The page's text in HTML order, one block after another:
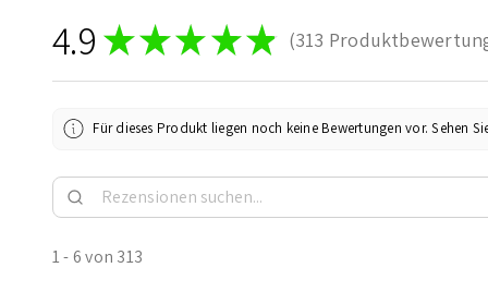
4.9 ★★★★★ 313
313
Für dieses Produkt liegen noch keine Bewertungen vor. Sehen
1 - 6 von 313